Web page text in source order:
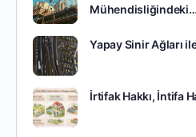
Yapay Sinir Ağları
İrtifak Hakkı, İntifa